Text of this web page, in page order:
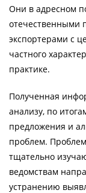
Они в адресном
отечественными
экспортерами с
частного
практике.
Полученная
анализу, по
предложения и
проблем.
тщательно
ведомствам
устранению